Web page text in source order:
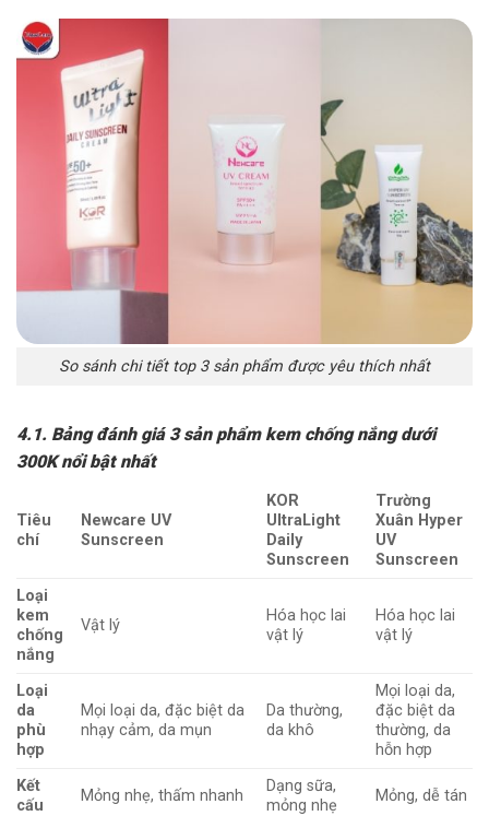
So sánh chi tiết top 3 sản phẩm được yêu thích nhất
4.1. Bảng đánh giá 3 sản phẩm kem chống nắng dưới
300K nổi bật nhất
Tiêu
chí
Newcare UV
Sunscreen
KOR
UltraLight
Daily
Sunscreen
Trường
Xuân Hyper
UV
Sunscreen
Loại
kem
chống
nắng
Vật lý
Hóa học lai
vật lý
Hóa học lai
vật lý
Loại
da
phù
hợp
Mọi loại da, đặc biệt da
nhạy cảm, da mụn
Da thường,
da khô
Mọi loại da,
đặc biệt da
thường, da
hỗn hợp
Kết
cấu
Mỏng nhẹ, thấm nhanh
Dạng sữa,
mỏng nhẹ
Mỏng, dễ tán